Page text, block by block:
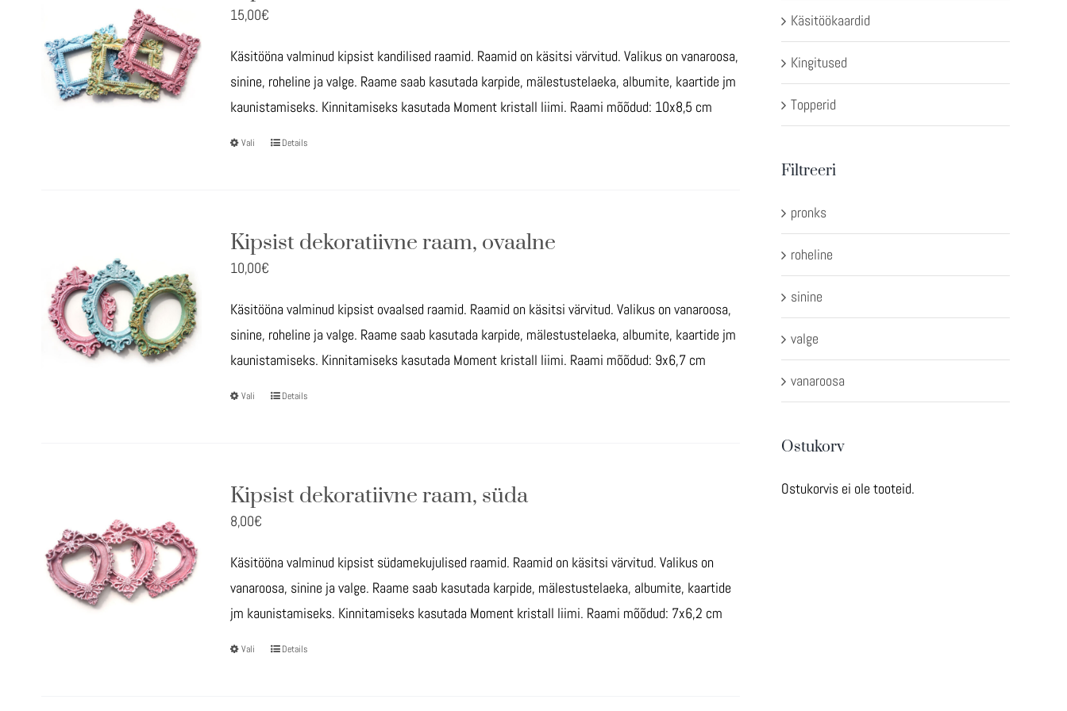
15,00€
Käsitööna valminud kipsist kandilised raamid. Raamid on käsitsi värvitud. Valikus on vanaroosa,
sinine, roheline ja valge. Raame saab kasutada karpide, mälestustelaeka, albumite, kaartide jm
kaunistamiseks. Kinnitamiseks kasutada Moment kristall liimi. Raami mõõdud: 10x8,5 cm
Vali
Sellel
varianti.
teha
tootelehel.
Details
Kipsist dekoratiivne raam, ovaalne
10,00€
Käsitööna valminud kipsist ovaalsed raamid. Raamid on käsitsi värvitud. Valikus on vanaroosa,
sinine, roheline ja valge. Raame saab kasutada karpide, mälestustelaeka, albumite, kaartide jm
kaunistamiseks. Kinnitamiseks kasutada Moment kristall liimi. Raami mõõdud: 9x6,7 cm
Vali
Sellel
varianti.
tootelehel.
Details
Kipsist dekoratiivne raam, süda
8,00€
Käsitööna valminud kipsist südamekujulised raamid. Raamid on käsitsi värvitud. Valikus on
vanaroosa, sinine ja valge. Raame saab kasutada karpide, mälestustelaeka, albumite, kaartide
jm kaunistamiseks. Kinnitamiseks kasutada Moment kristall liimi. Raami mõõdud: 7x6,2 cm
Vali
Sellel
Details
Käsitöökaardid
Kingitused
Topperid
Filtreeri
pronks
roheline
sinine
valge
vanaroosa
Ostukorv
Ostukorvis ei ole tooteid.